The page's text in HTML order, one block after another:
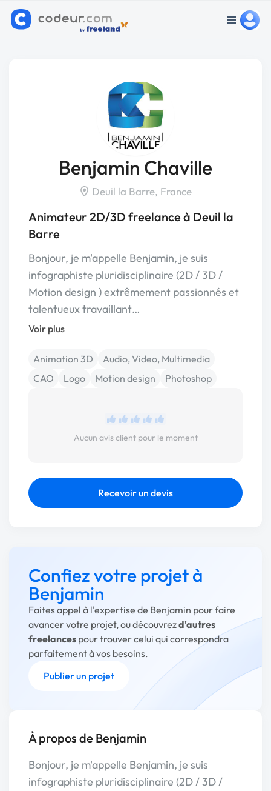
Benjamin Chaville
Deuil la Barre, France
Animateur 2D/3D freelance à Deuil la
Barre
Bonjour, je m'appelle Benjamin, je suis
infographiste pluridisciplinaire (2D / 3D /
Motion design ) extrêmement passionnés et
talentueux travaillant…
Voir plus
Animation 3D
Audio, Video, Multimedia
CAO
Logo Motion design Photoshop
Aucun avis client pour le moment
Recevoir un devis
Confiez votre projet à
Benjamin
Faites appel à l'expertise de Benjamin pour faire
avancer votre projet, ou découvrezd'autres
freelances pour trouver celui qui correspondra
parfaitement à vos besoins.
Publier un projet
À propos de Benjamin
Bonjour, je m'appelle Benjamin, je suis
infographiste pluridisciplinaire (2D / 3D /